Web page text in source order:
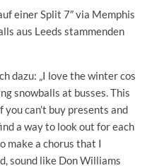
einer Split 7″ via Memphis
aus Leeds stammenden
dazu: „I love the winter cos
snowballs at busses. This
can’t buy presents and
a way to look out for each
make a chorus that I
sound like Don Williams